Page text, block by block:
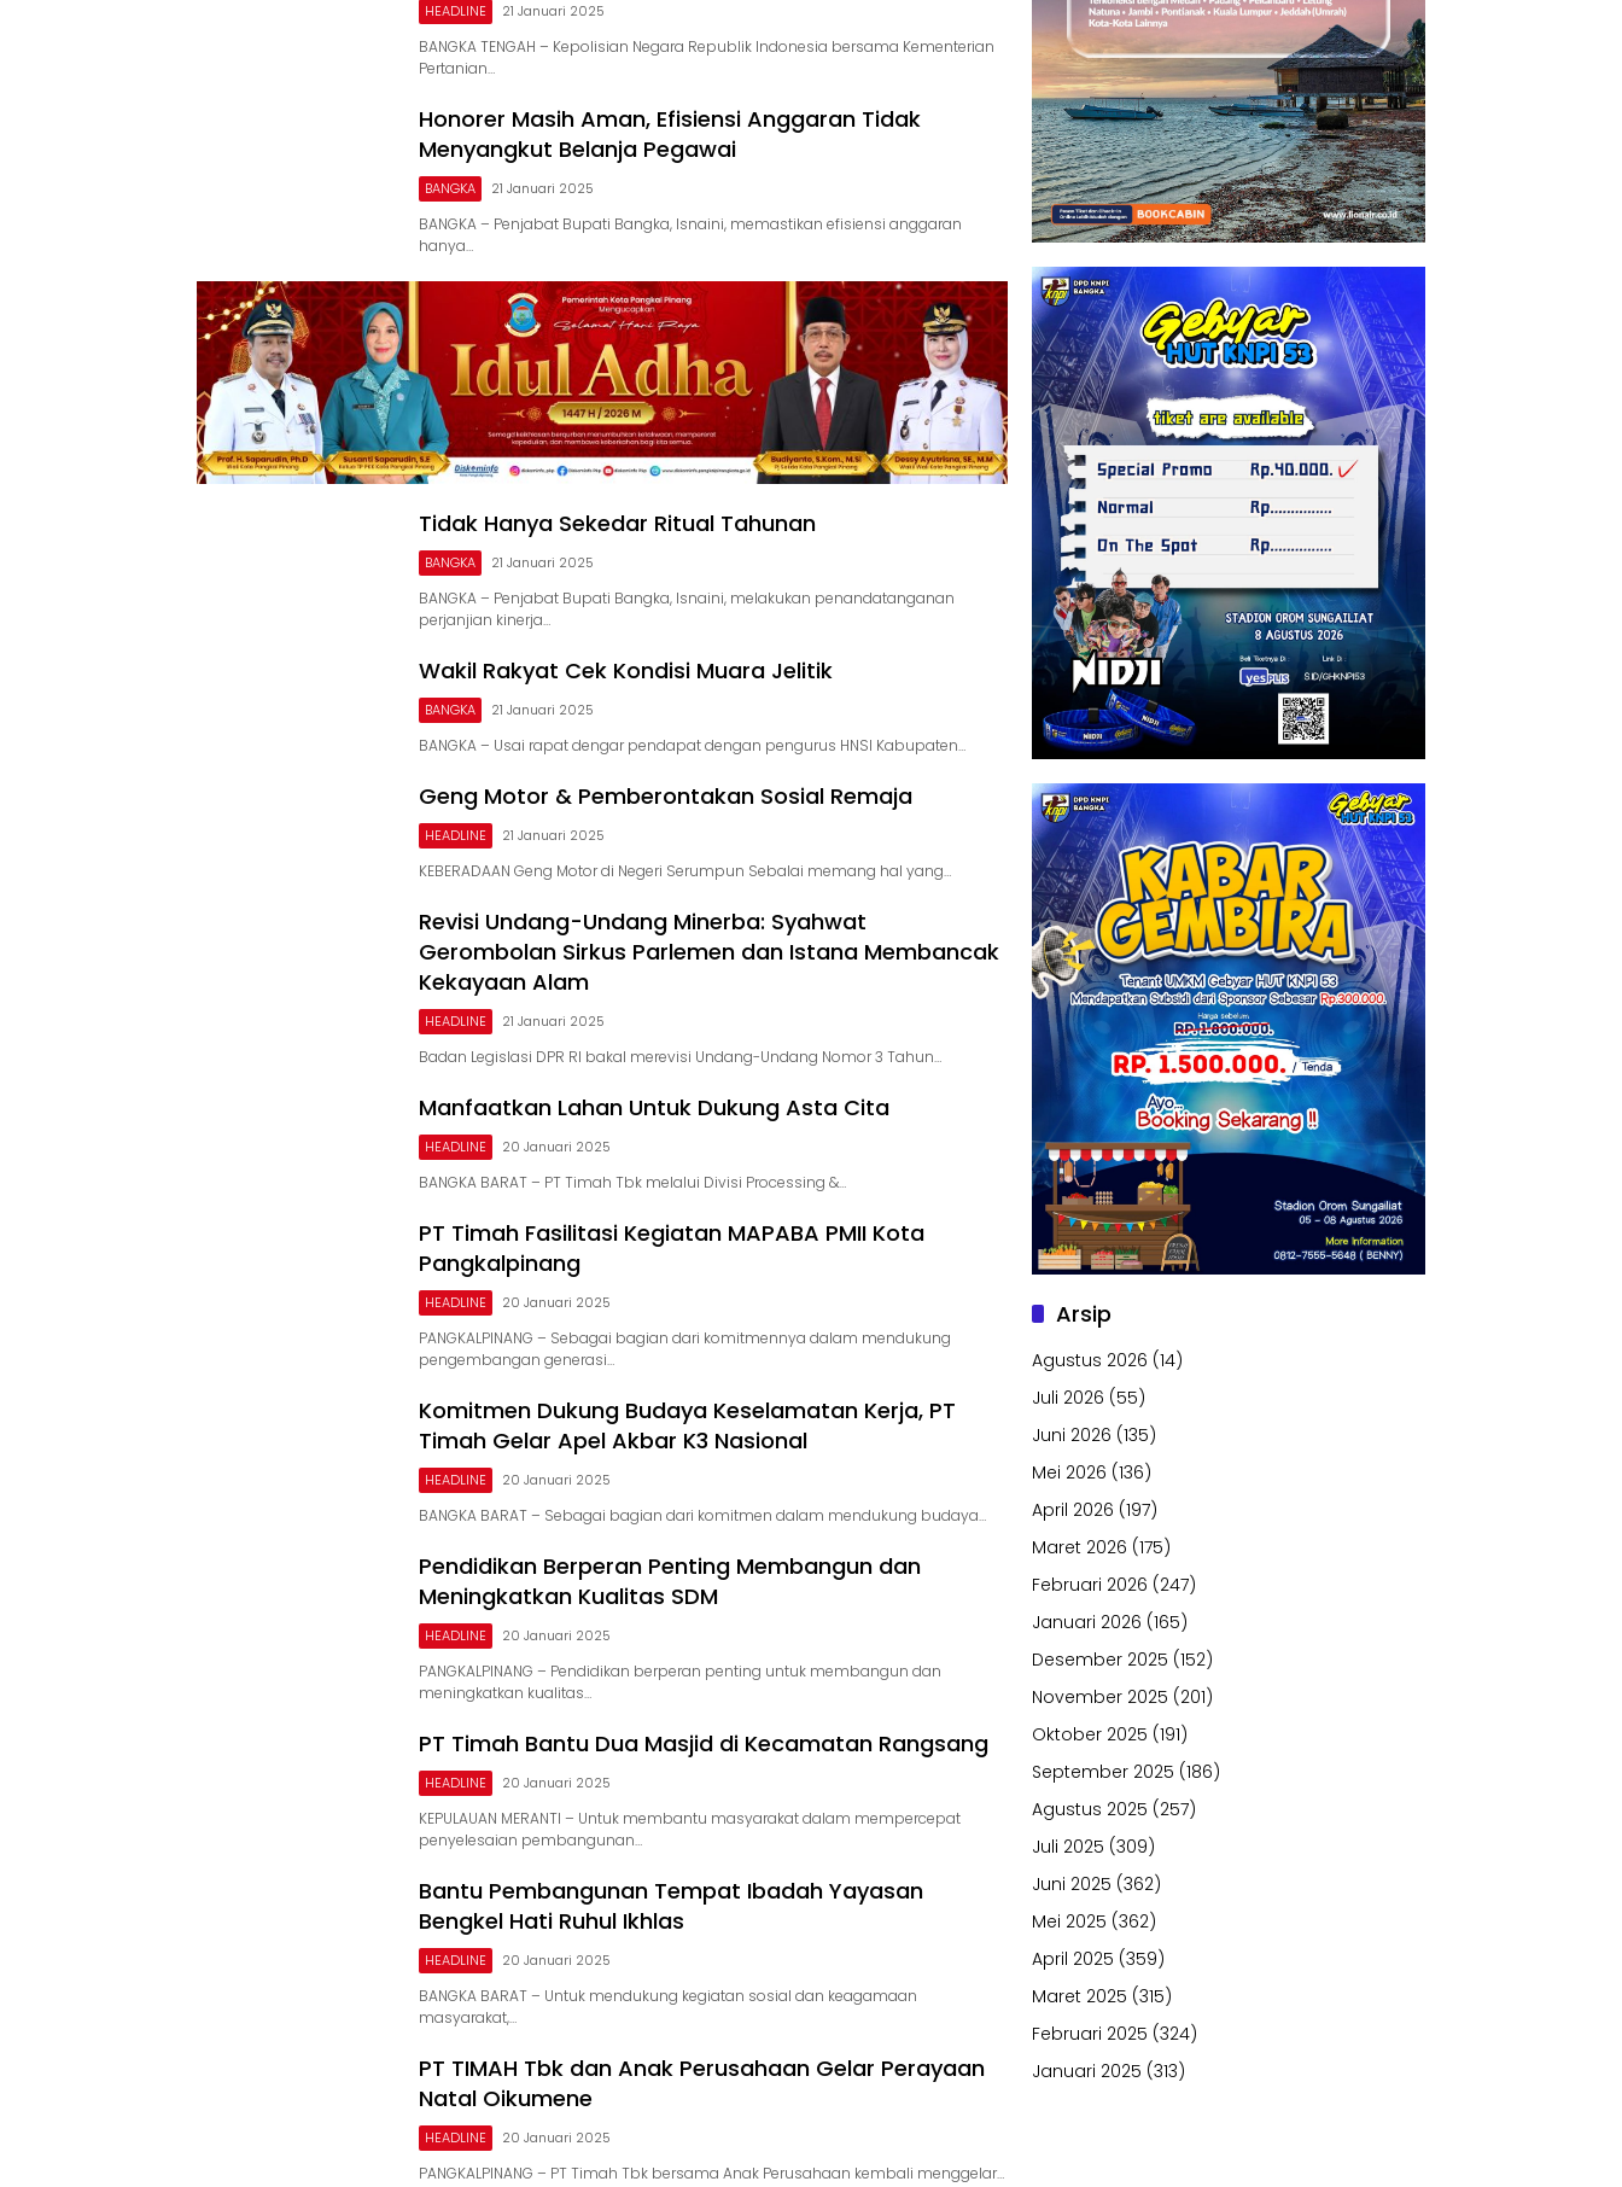
HEADLINE 21 Januari 2025
BANGKA TENGAH – Kepolisian Negara Republik Indonesia bersama Kementerian
Pertanian…
Honorer Masih Aman, Efisiensi Anggaran Tidak
Menyangkut Belanja Pegawai
BANGKA 21 Januari 2025
BANGKA – Penjabat Bupati Bangka, Isnaini, memastikan efisiensi anggaran
hanya…
Tidak Hanya Sekedar Ritual Tahunan
BANGKA 21 Januari 2025
BANGKA – Penjabat Bupati Bangka, Isnaini, melakukan penandatanganan
perjanjian kinerja…
Wakil Rakyat Cek Kondisi Muara Jelitik
BANGKA 21 Januari 2025
BANGKA – Usai rapat dengar pendapat dengan pengurus HNSI Kabupaten…
Geng Motor & Pemberontakan Sosial Remaja
HEADLINE 21 Januari 2025
KEBERADAAN Geng Motor di Negeri Serumpun Sebalai memang hal yang…
Revisi Undang-Undang Minerba: Syahwat
Gerombolan Sirkus Parlemen dan Istana Membancak
Kekayaan Alam
HEADLINE 21 Januari 2025
Badan Legislasi DPR RI bakal merevisi Undang-Undang Nomor 3 Tahun…
Manfaatkan Lahan Untuk Dukung Asta Cita
HEADLINE 20 Januari 2025
BANGKA BARAT – PT Timah Tbk melalui Divisi Processing &…
PT Timah Fasilitasi Kegiatan MAPABA PMII Kota
Pangkalpinang
HEADLINE 20 Januari 2025
PANGKALPINANG – Sebagai bagian dari komitmennya dalam mendukung
pengembangan generasi…
Komitmen Dukung Budaya Keselamatan Kerja, PT
Timah Gelar Apel Akbar K3 Nasional
HEADLINE 20 Januari 2025
BANGKA BARAT – Sebagai bagian dari komitmen dalam mendukung budaya…
Pendidikan Berperan Penting Membangun dan
Meningkatkan Kualitas SDM
HEADLINE 20 Januari 2025
PANGKALPINANG – Pendidikan berperan penting untuk membangun dan
meningkatkan kualitas…
PT Timah Bantu Dua Masjid di Kecamatan Rangsang
HEADLINE 20 Januari 2025
KEPULAUAN MERANTI – Untuk membantu masyarakat dalam mempercepat
penyelesaian pembangunan…
Bantu Pembangunan Tempat Ibadah Yayasan
Bengkel Hati Ruhul Ikhlas
HEADLINE 20 Januari 2025
BANGKA BARAT – Untuk mendukung kegiatan sosial dan keagamaan
masyarakat,…
PT TIMAH Tbk dan Anak Perusahaan Gelar Perayaan
Natal Oikumene
HEADLINE 20 Januari 2025
PANGKALPINANG – PT Timah Tbk bersama Anak Perusahaan kembali menggelar…
Arsip
Agustus 2026 (14)
Juli 2026 (55)
Juni 2026 (135)
Mei 2026 (136)
April 2026 (197)
Maret 2026 (175)
Februari 2026 (247)
Januari 2026 (165)
Desember 2025 (152)
November 2025 (201)
Oktober 2025 (191)
September 2025 (186)
Agustus 2025 (257)
Juli 2025 (309)
Juni 2025 (362)
Mei 2025 (362)
April 2025 (359)
Maret 2025 (315)
Februari 2025 (324)
Januari 2025 (313)